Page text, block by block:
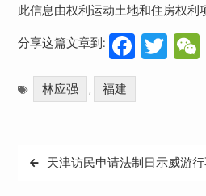
此信息由权利运动土地和住房权利
分享这篇文章到:
林应强 , 福建
文
天津访民申请法制日示威游